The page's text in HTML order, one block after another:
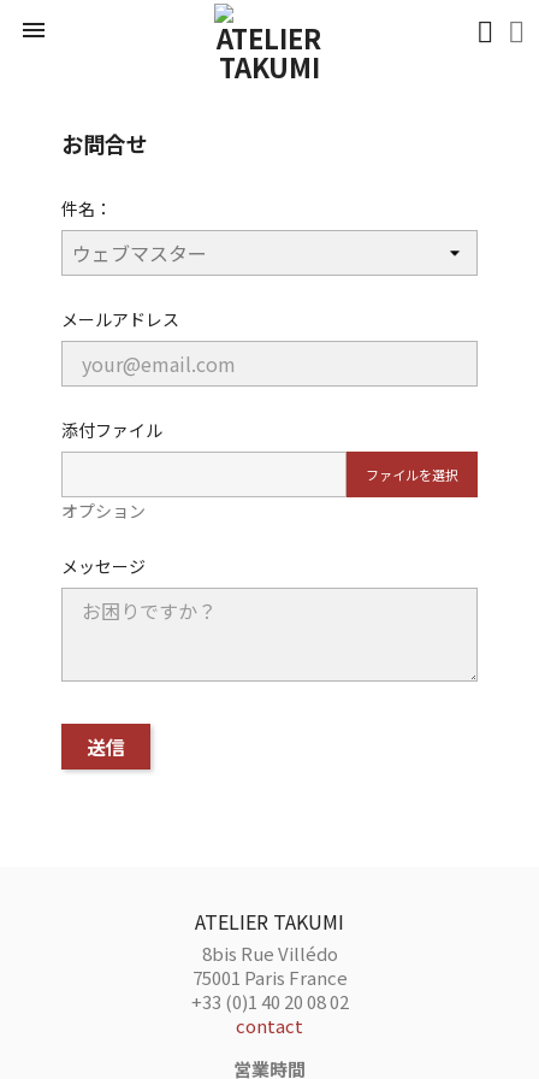

CONTACT US
お問合せ
件名：
メールアドレス
添付ファイル
ファイルを選択
オプション
メッセージ
ATELIER TAKUMI
8bis Rue Villédo
75001 Paris France
+33 (0)1 40 20 08 02
contact
営業時間